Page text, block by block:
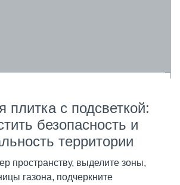
плитка с подсветкой:
безопасность и
территории
пространству, выделите зоны,
газона, подчеркните